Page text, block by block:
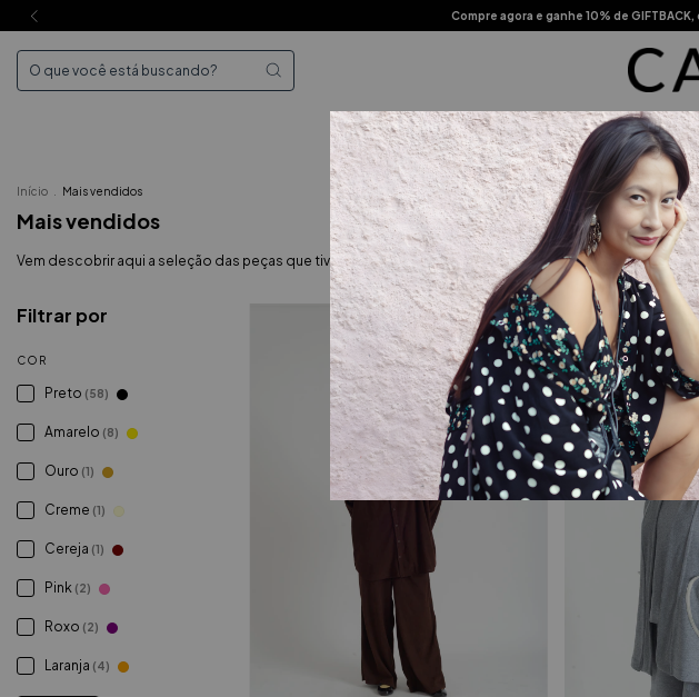
Compre agora e ganhe 10% de
Mais Vendidos Novidades
Início Mais vendidos
Mais vendidos
Vem descobrir aqui a seleção das peças que tiveram maior sucesso na Calma ! Nossos clássicos que
Filtrar por
COR
Preto (58)
Amarelo (8)
Ouro (1)
Creme (1)
Cereja (1)
Pink (2)
Roxo (2)
Laranja (4)